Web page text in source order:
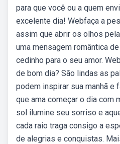
para que você ou a quem
excelente dia! Webfaça a
assim que abrir os olhos
uma mensagem romântica
cedinho para o seu amor.
de bom dia? São lindas as
podem inspirar sua manhã e
que ama começar o dia com
sol ilumine seu sorriso e
cada raio traga consigo a
de alegrias e conquistas.